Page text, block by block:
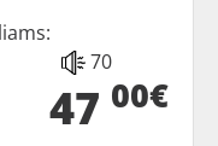
70
47 00€